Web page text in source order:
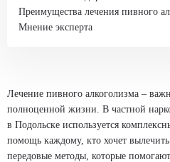
Преимущества лечения пивного
Мнение эксперта
Лечение пивного алкоголизма –
полноценной жизни. В частной
в Подольске используется
помощь каждому, кто хочет
передовые методы, которые